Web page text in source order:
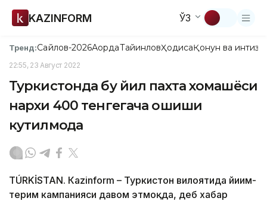
KAZINFORM ЎЗ
Тренд:Сайлов-2026АқордаТайинловҲодисаҚонун ва
22:55, 23 Август 2022
Туркистонда бу йил пахта хомашёси
нархи 400 тенгегача ошиши
кутилмоқда
TÚRKİSTAN. Кazinform – Туркистон вилоятида йиғим-
терим кампанияси давом этмоқда, деб хабар